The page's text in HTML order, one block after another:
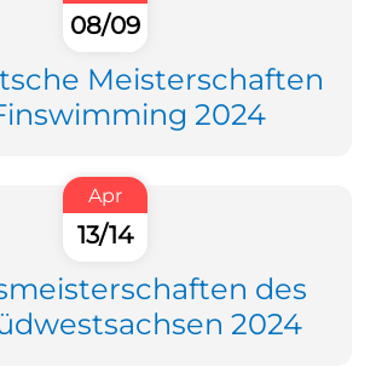
08/09
Meisterschaften
2024
Apr
13/14
des
2024